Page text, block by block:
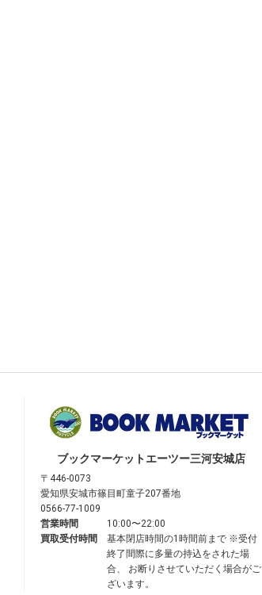
ブックマーケットエーツー三河安城店
〒446-0073
愛知県安城市篠目町童子207番地
0566-77-1009
営業時間
10:00〜22:00
買取受付時間
基本閉店時間の1時間前まで ※受付
終了間際に多量の持込をされた場
合、 お断りさせていただく場合がご
ざいます。